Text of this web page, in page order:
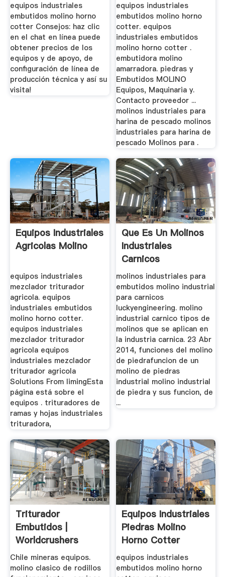
equipos industriales
embutidos molino horno
cotter Consejos: haz clic
en el chat en línea puede
obtener precios de los
equipos y de apoyo, de
configuración de línea de
producción técnica y así su
visita!
equipos industriales
embutidos molino horno
cotter. equipos
industriales embutidos
molino horno cotter .
embutidora molino
amarradora. piedras y
Embutidos MOLINO
Equipos, Maquinaria y.
Contacto proveedor ...
molinos industriales para
harina de pescado molinos
industriales para harina de
pescado Molinos para .
Equipos Industriales
Agricolas Molino
equipos industriales
mezclador triturador
agricola. equipos
industriales embutidos
molino horno cotter.
equipos industriales
mezclador triturador
agricola equipos
industriales mezclador
triturador agricola
Solutions From limingEsta
página está sobre el
equipos . trituradores de
ramas y hojas industriales
trituradora,
Que Es Un Molinos
Industriales
Carnicos
molinos industriales para
embutidos molino industrial
para carnicos
luckyengineering. molino
industrial carnico tipos de
molinos que se aplican en
la industria carnica. 23 Abr
2014, funciones del molino
de piedrafuncion de un
molino de piedras
industrial molino industrial
de piedra y sus funcion, de
...
Triturador
Embutidos |
Worldcrushers
Chile mineras equipos.
molino clasico de rodillos
Equipos Industriales
Piedras Molino
Horno Cotter
equipos industriales
embutidos molino horno